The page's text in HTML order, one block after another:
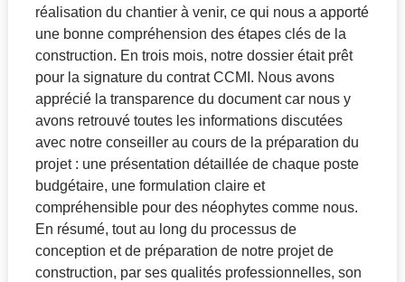
réalisation du chantier à venir, ce qui nous a apporté
une bonne compréhension des étapes clés de la
construction. En trois mois, notre dossier était prêt
pour la signature du contrat CCMI. Nous avons
apprécié la transparence du document car nous y
avons retrouvé toutes les informations discutées
avec notre conseiller au cours de la préparation du
projet : une présentation détaillée de chaque poste
budgétaire, une formulation claire et
compréhensible pour des néophytes comme nous.
En résumé, tout au long du processus de
conception et de préparation de notre projet de
construction, par ses qualités professionnelles, son